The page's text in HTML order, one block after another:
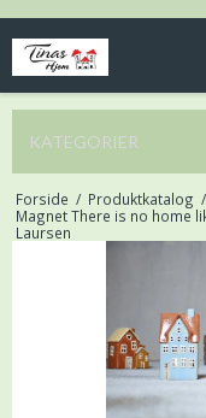
KATEGORIER
Forside / Produktkatalog /
Magnet There is no home
Laursen